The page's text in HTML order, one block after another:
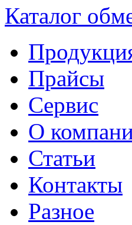
Каталог
Прайсы
Сервис
О
Статьи
Контакты
Разное